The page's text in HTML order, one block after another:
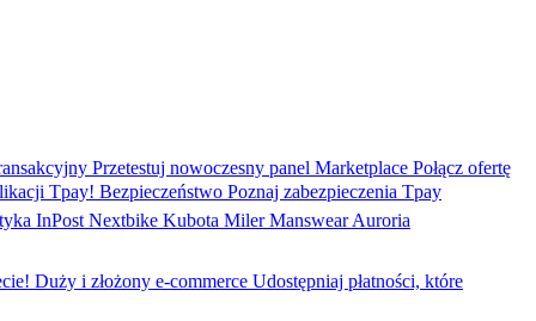
Przetestuj nowoczesny panel Marketplace Połącz ofertę
Tpay! Bezpieczeństwo Poznaj zabezpieczenia Tpay
InPost Nextbike Kubota Miler ManswearAuroria
Duży i złożony e-commerce Udostępniaj płatności, które